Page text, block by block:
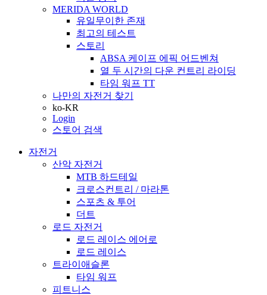
MERIDA WORLD
유일무이한 존재
최고의 테스트
스토리
ABSA 케이프 에픽 어드벤쳐
열 두 시간의 다운 컨트리 라이딩
타임 워프 TT
나만의 자전거 찾기
ko-KR
Login
스토어 검색
자전거
산악 자전거
MTB 하드테일
크로스컨트리 / 마라톤
스포츠 & 투어
더트
로드 자전거
로드 레이스 에어로
로드 레이스
트라이애슬론
타임 워프
피트니스